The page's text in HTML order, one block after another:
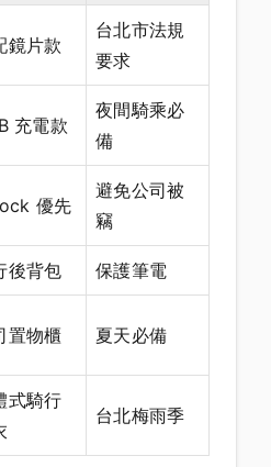
鏡片款
台北市法規
要求
充電款
夜間騎乘必
備
優先
避免公司被
竊
後背包 保護筆電
置物櫃 夏天必備
式騎行
台北梅雨季